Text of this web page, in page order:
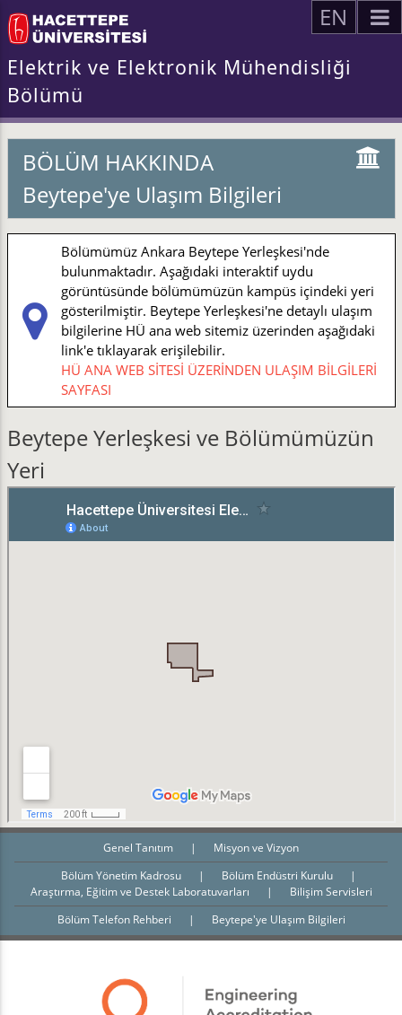
EN
Elektrik ve Elektronik Mühendisliği
Bölümü
BÖLÜM HAKKINDA
Beytepe'ye Ulaşım Bilgileri
Bölümümüz Ankara Beytepe Yerleşkesi'nde
bulunmaktadır. Aşağıdaki interaktif uydu
görüntüsünde bölümümüzün kampüs içindeki yeri
gösterilmiştir. Beytepe Yerleşkesi'ne detaylı ulaşım
bilgilerine HÜ ana web sitemiz üzerinden aşağıdaki
link'e tıklayarak erişilebilir.
HÜ ANA WEB SİTESİ ÜZERİNDEN ULAŞIM BİLGİLERİ
SAYFASI
Beytepe Yerleşkesi ve Bölümümüzün
Yeri
Genel Tanıtım |
Misyon ve Vizyon
Bölüm Yönetim Kadrosu
| Bölüm Endüstri Kurulu
|
Araştırma, Eğitim ve Destek Laboratuvarları
|
Bilişim Servisleri
Bölüm Telefon Rehberi
| Beytepe'ye Ulaşım Bilgileri